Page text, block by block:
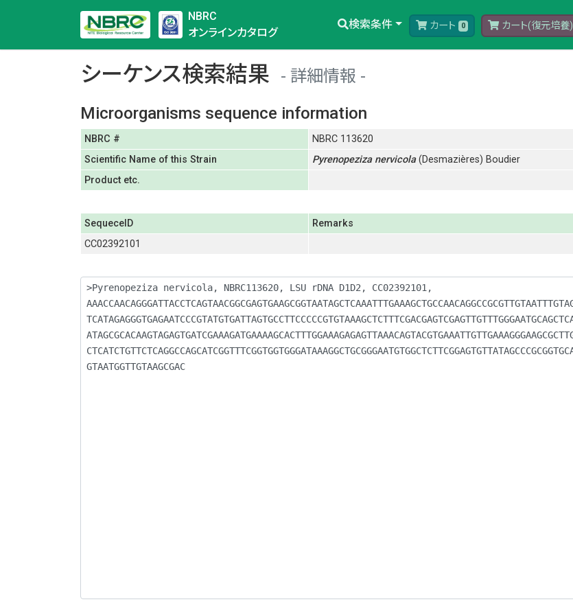
NBRC
オンラインカタログ
検索条件 カート 0 カート(復元培養)
シーケンス検索結果
詳細情報
Microorganisms sequence information
NBRC #
NBRC 113620
Scientific Name of this Strain
Pyrenopeziza nervicola(Desmazières) Boudier
Product etc.
SequeceID
Remarks
CC02392101